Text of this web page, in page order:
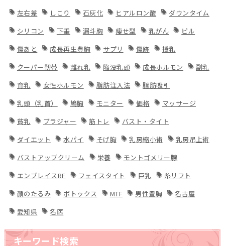
左右差
しこり 石灰化 ヒアルロン酸
ダウンタイム
シリコン
下垂 漏斗胸 痩せ型 乳がん
ピル
傷あと
成長再生豊胸 サプリ 傷跡
授乳
クーパー靭帯
離れ乳 陥没乳頭 成長ホルモン
副乳
育乳
女性ホルモン 脂肪注入法
脂肪吸引
乳頭（乳首）
鳩胸 モニター 価格
マッサージ
貧乳
ブラジャー 筋トレ
バスト・タイト
ダイエット
水パイ そげ胸 乳房縮小術
乳房吊上術
バストアップクリーム
栄養
モントゴメリー腺
エンブレイスRF
フェイスタイト 巨乳
糸リフト
顔のたるみ
ボトックス MTF 男性豊胸
名古屋
愛知県
名医
キーワード検索